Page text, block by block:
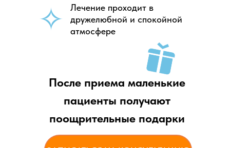
Лечение проходит в
дружелюбной и спокойной
атмосфере
✧
После приема маленькие
пациенты получают
поощрительные подарки